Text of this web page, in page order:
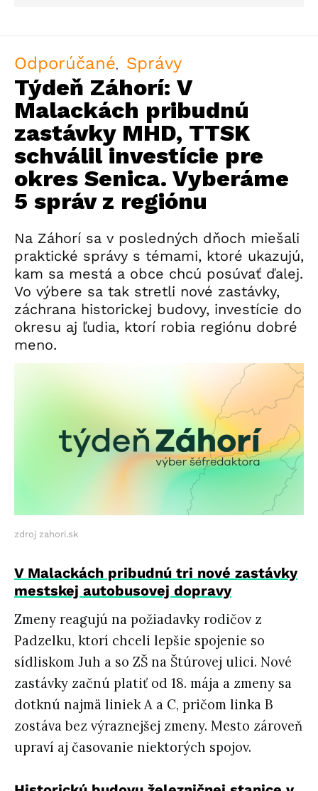
Odporúčané Správy
Týdeň Záhorí: V
Malackách pribudnú
zastávky MHD, TTSK
schválil investície pre
okres Senica. Vyberáme
5 správ z regiónu
Na Záhorí sa v posledných dňoch miešali
praktické správy s témami, ktoré ukazujú,
kam sa mestá a obce chcú posúvať ďalej.
Vo výbere sa tak stretli nové zastávky,
záchrana historickej budovy, investície do
okresu aj ľudia, ktorí robia regiónu dobré
meno.
zdroj zahori.sk
V Malackách pribudnú tri nové zastávky
mestskej autobusovej dopravy
Zmeny reagujú na požiadavky rodičov z
Padzelku, ktorí chceli lepšie spojenie so
sídliskom Juh a so ZŠ na Štúrovej ulici. Nové
zastávky začnú platiť od 18. mája a zmeny sa
dotknú najmä liniek A a C, pričom linka B
zostáva bez výraznejšej zmeny. Mesto zároveň
upraví aj časovanie niektorých spojov.